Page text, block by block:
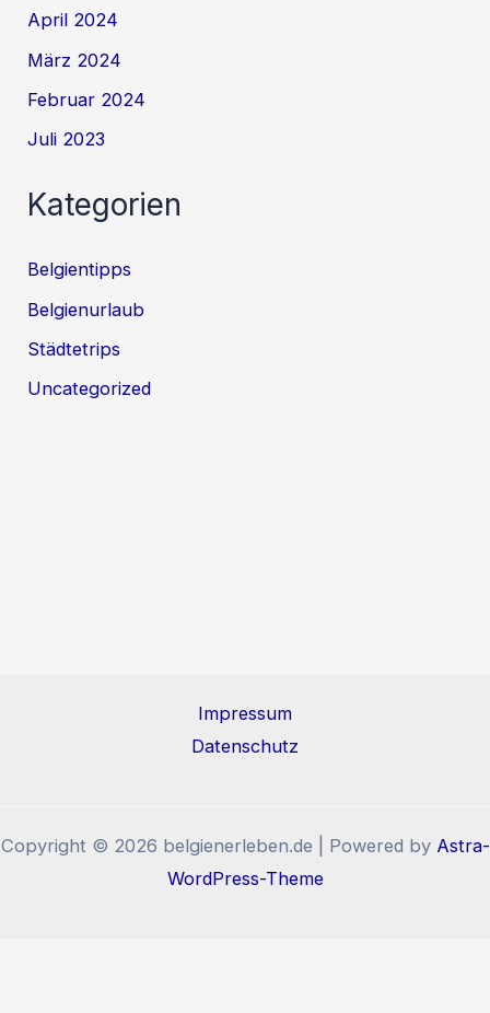
April 2024
März 2024
Februar 2024
Juli 2023
Kategorien
Belgientipps
Belgienurlaub
Städtetrips
Uncategorized
Impressum
Datenschutz
Copyright © 2026 belgienerleben.de | Powered by Astra-
WordPress-Theme